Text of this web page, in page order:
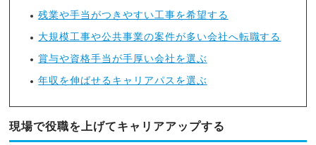
残業や手当がつきやすい工事を希望する
大規模工事や公共事業の案件が多い会社へ転職する
賞与や資格手当が手厚い会社を選ぶ
年収を伸ばせるキャリアパスを選ぶ
現場で役職を上げてキャリアアップする